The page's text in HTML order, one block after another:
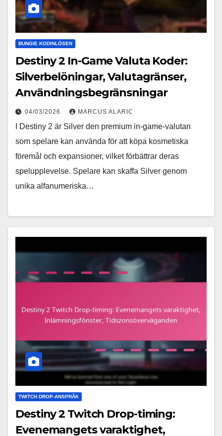
BUNGIE KODINLÖSEN
Destiny 2 In-Game Valuta Koder:
Silverbelöningar, Valutagränser,
Användningsbegränsningar
04/03/2026 MARCUS ALARIC
I Destiny 2 är Silver den premium in-game-valutan
som spelare kan använda för att köpa kosmetiska
föremål och expansioner, vilket förbättrar deras
spelupplevelse. Spelare kan skaffa Silver genom
unika alfanumeriska…
TWITCH DROP-ANSPRÅK
Destiny 2 Twitch Drop-timing:
Evenemangets varaktighet,